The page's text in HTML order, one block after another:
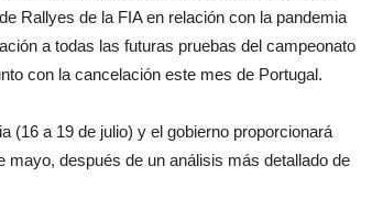
Rallyes de la FIA en relación con la pandemia
a todas las futuras pruebas del campeonato
con la cancelación este mes de Portugal.
(16 a 19 de julio) y el gobierno proporcionará
mayo, después de un análisis más detallado de